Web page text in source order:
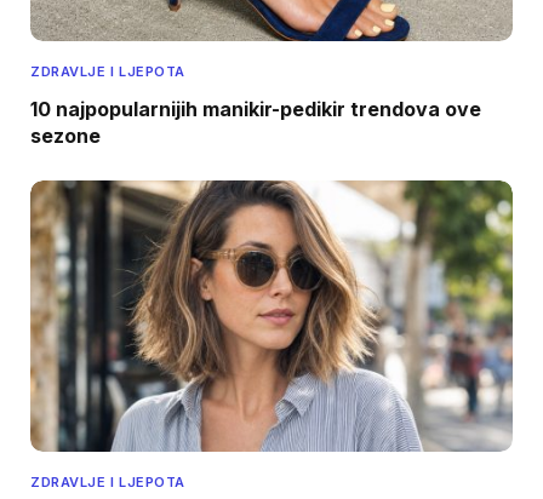
ZDRAVLJE I LJEPOTA
10 najpopularnijih manikir-pedikir trendova ove
sezone
ZDRAVLJE I LJEPOTA